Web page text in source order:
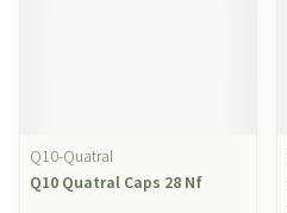
Q10-Quatral
Q10 Quatral Caps 28 Nf